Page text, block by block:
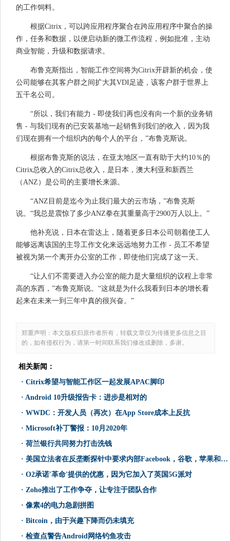
的工作饲料。
根据Citrix，可以跨应用程序聚合在跨应用程序中聚合的操
作，任务和数据，以便启动新的微工作流程，例如批准，主动
商业智能，升级和数据请求。
布鲁克斯指出，智能工作空间将为Citrix开辟新的机会，使
公司能够在其客户群之间扩大其VDI足迹，该客户群于世界上
五千名公司。
“所以，我们有能力 - 即使我们再也没有向一个新的业务销
售 - 与我们现有的已安装基地一起销售到我们的收入，因为我
们现在拥有一个组织内的每个人的平台，”布鲁克斯说。
根据布鲁克斯的说法，在亚太地区一直有助于大约10％的
Citrix总收入的Citrix总收入，是日本，澳大利亚和新西兰
（ANZ）是公司的主要增长来源。
“ANZ目前是迄今为止我们最大的云市场，”布鲁克斯
说。“我总是震惊了多少ANZ拳在其重量高于2900万人以上。”
他补充说，日本在雷达上，随着更多日本公司朝着使工人
能够远离该国的主导工作文化来远远地努力工作 - 员工不希望
被视为第一个离开办公室的工作，即使他们完成了这一天。
“让人们不需要进入办公室的能力是大量组织的议程上非常
高的东西，”布鲁克斯说。“这就是为什么我看到日本的增长看
起来在未来一到三年中真的很兴奋。”
郑重声明：本文版权归原作者所有，转载文章仅为传播更多信息之目
的，如有侵权行为，请第一时间联系我们修改或删除，多谢。
相关新闻：
· Citrix希望与智能工作区一起发展APAC脚印
· Android 10升级报告卡：进步是相对的
· WWDC：开发人员（再次）在App Store成本上反抗
· Microsoft补丁警报：10月2020年
· 荷兰银行共同努力打击洗钱
· 美国立法者在反垄断探针中要求内部Facebook，谷歌，苹果和亚马逊文件
· O2承诺'革命'提供的优惠，因为它加入了英国5G派对
· Zoho推出了工作争夺，让专注于团队合作
· 像素4的电力急剧拼图
· Bitcoin，由于兴趣下降而仍未填充
· 检查点警告Android网络钓鱼攻击